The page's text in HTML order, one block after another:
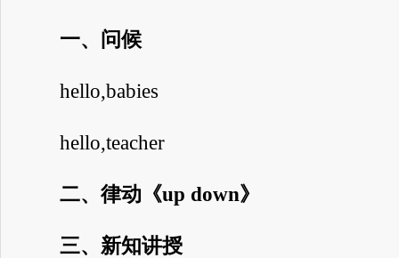
一、问候
hello,babies
hello,teacher
二、律动《up down》
三、新知讲授